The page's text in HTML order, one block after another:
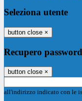
Seleziona utente
button close ×
Recupero password
button close ×
all'indirizzo indicato con le